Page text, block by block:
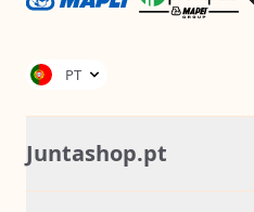
PT
Juntashop.pt